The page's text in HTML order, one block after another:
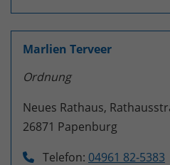
Marlien Terveer
Ordnung
Neues Rathaus,
26871 Papenburg
Telefon: 04961 82-5383